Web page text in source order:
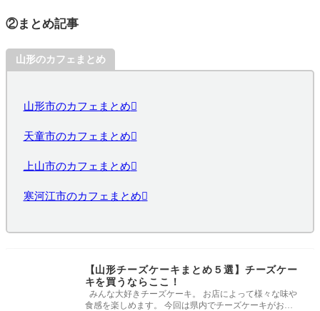
②まとめ記事
山形のカフェまとめ
山形市のカフェまとめ
天童市のカフェまとめ
上山市のカフェまとめ
寒河江市のカフェまとめ
【山形チーズケーキまとめ５選】チーズケー
キを買うならここ！
みんな大好きチーズケーキ。 お店によって様々な味や
食感を楽しめます。 今回は県内でチーズケーキがおス